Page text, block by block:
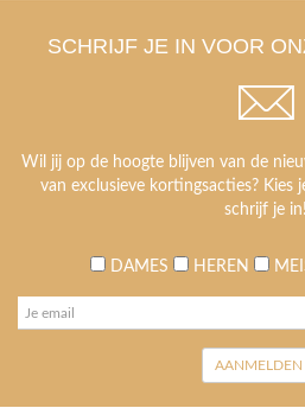
SCHRIJF JE IN VOOR
Wil jij op de hoogte blijven van de
van exclusieve kortingsacties? Kies
schrijf je in!
DAMES HEREN
AANMELDEN